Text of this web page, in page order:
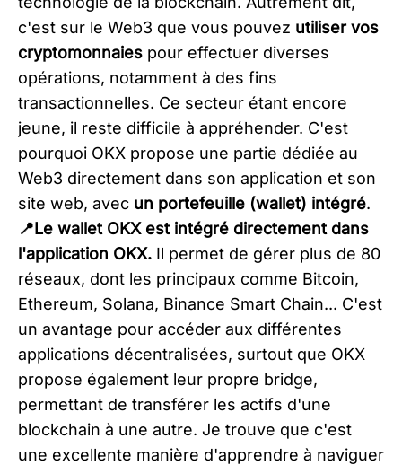
c'est sur le Web3 que vous pouvez utiliser vos
cryptomonnaies pour effectuer diverses
opérations, notamment à des fins
transactionnelles. Ce secteur étant encore
jeune, il reste difficile à appréhender. C'est
pourquoi OKX propose une partie dédiée au
Web3 directement dans son application et son
site web, avec un portefeuille (wallet) intégré.
📍Le wallet OKX est intégré directement dans
l'application OKX. Il permet de gérer plus de 80
réseaux, dont les principaux comme Bitcoin,
Ethereum, Solana, Binance Smart Chain... C'est
un avantage pour accéder aux différentes
applications décentralisées, surtout que OKX
propose également leur propre bridge,
permettant de transférer les actifs d'une
blockchain à une autre. Je trouve que c'est
une excellente manière d'apprendre à naviguer